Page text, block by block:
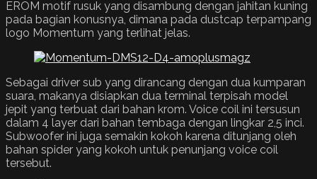
EROM motif rusuk yang disambung dengan jahitan kuning
pada bagian konusnya, dimana pada dustcap terpampang
logo Momentum yang terlihat jelas.
Sebagai driver sub yang dirancang dengan dua kumparan
suara, makanya disiapkan dua terminal terpisah model
jepit yang terbuat dari bahan krom. Voice coil ini tersusun
dalam 4 layer dari bahan tembaga dengan lingkar 2,5 inci.
Subwoofer ini juga semakin kokoh karena ditunjang oleh
bahan spider yang kokoh untuk penunjang voice coil
tersebut.